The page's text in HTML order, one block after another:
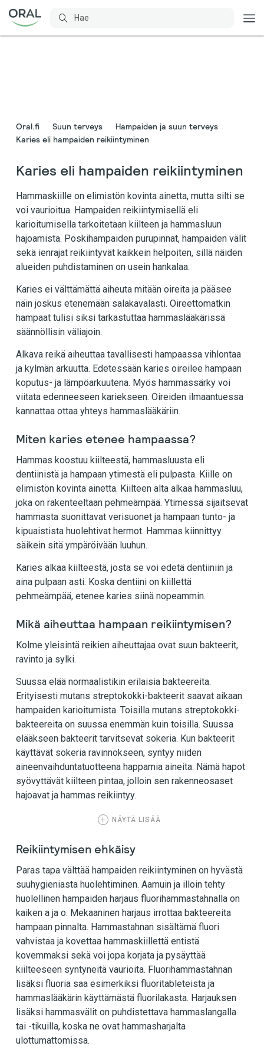
Oral.fi Suun terveys
Hampaiden ja suun terveys
Karies eli hampaiden reikiintyminen
Karies eli hampaiden reikiintyminen
Hammaskiille on elimistön kovinta ainetta, mutta silti se
voi vaurioitua. Hampaiden reikiintymisellä eli
karioitumisella tarkoitetaan kiilteen ja hammasluun
hajoamista. Poskihampaiden purupinnat, hampaiden välit
sekä ienrajat reikiintyvät kaikkein helpoiten, sillä näiden
alueiden puhdistaminen on usein hankalaa.
Karies ei välttämättä aiheuta mitään oireita ja pääsee
näin joskus etenemään salakavalasti. Oireettomatkin
hampaat tulisi siksi tarkastuttaa hammaslääkärissä
säännöllisin väliajoin.
Alkava reikä aiheuttaa tavallisesti hampaassa vihlontaa
ja kylmän arkuutta. Edetessään karies oireilee hampaan
koputus- ja lämpöarkuutena. Myös hammassärky voi
viitata edenneeseen kariekseen. Oireiden ilmaantuessa
kannattaa ottaa yhteys hammaslääkäriin.
Miten karies etenee hampaassa?
Hammas koostuu kiilteestä, hammasluusta eli
dentiinistä ja hampaan ytimestä eli pulpasta. Kiille on
elimistön kovinta ainetta. Kiilteen alta alkaa hammasluu,
joka on rakenteeltaan pehmeämpää. Ytimessä sijaitsevat
hammasta suonittavat verisuonet ja hampaan tunto- ja
kipuaistista huolehtivat hermot. Hammas kiinnittyy
säikein sitä ympäröivään luuhun.
Karies alkaa kiilteestä, josta se voi edetä dentiiniin ja
aina pulpaan asti. Koska dentiini on kiillettä
pehmeämpää, etenee karies siinä nopeammin.
Mikä aiheuttaa hampaan reikiintymisen?
Kolme yleisintä reikien aiheuttajaa ovat suun bakteerit,
ravinto ja sylki.
Suussa elää normaalistikin erilaisia bakteereita.
Erityisesti mutans streptokokki-bakteerit saavat aikaan
hampaiden karioitumista. Toisilla mutans streptokokki-
bakteereita on suussa enemmän kuin toisilla. Suussa
elääkseen bakteerit tarvitsevat sokeria. Kun bakteerit
käyttävät sokeria ravinnokseen, syntyy niiden
aineenvaihduntatuotteena happamia aineita. Nämä hapot
syövyttävät kiilteen pintaa, jolloin sen rakenneosaset
hajoavat ja hammas reikiintyy.
NÄYTÄ LISÄÄ
Reikiintymisen ehkäisy
Paras tapa välttää hampaiden reikiintyminen on hyvästä
suuhygieniasta huolehtiminen. Aamuin ja illoin tehty
huolellinen hampaiden harjaus fluorihammastahnalla on
kaiken a ja o. Mekaaninen harjaus irrottaa bakteereita
hampaan pinnalta. Hammastahnan sisältämä fluori
vahvistaa ja kovettaa hammaskiillettä entistä
kovemmaksi sekä voi jopa korjata ja pysäyttää
kiilteeseen syntyneitä vaurioita. Fluorihammastahnan
lisäksi fluoria saa esimerkiksi fluoritableteista ja
hammaslääkärin käyttämästä fluorilakasta. Harjauksen
lisäksi hammasvälit on puhdistettava hammaslangalla
tai -tikuilla, koska ne ovat hammasharjalta
ulottumattomissa.